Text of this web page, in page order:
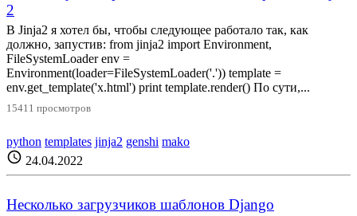
2
В Jinja2 я хотел бы, чтобы следующее работало так, как
должно, запустив: from jinja2 import Environment,
FileSystemLoader env =
Environment(loader=FileSystemLoader('.')) template =
env.get_template('x.html') print template.render() По сути,...
15411 просмотров
python templates jinja2 genshi mako
schedule 24.04.2022
Несколько загрузчиков шаблонов Django